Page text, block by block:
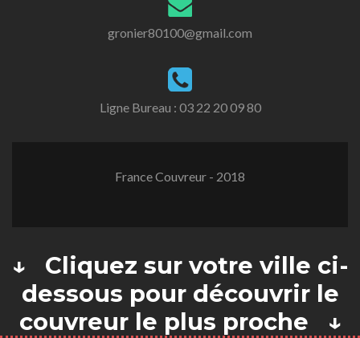
gronier80100@gmail.com
Ligne Bureau : 03 22 20 09 80
France Couvreur - 2018
↓ Cliquez sur votre ville ci-
dessous pour découvrir le
couvreur le plus proche ↓